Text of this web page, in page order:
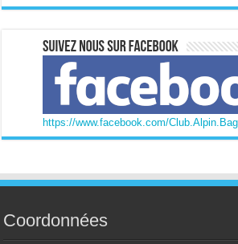
https://www.facebook.com/
Coordonnées